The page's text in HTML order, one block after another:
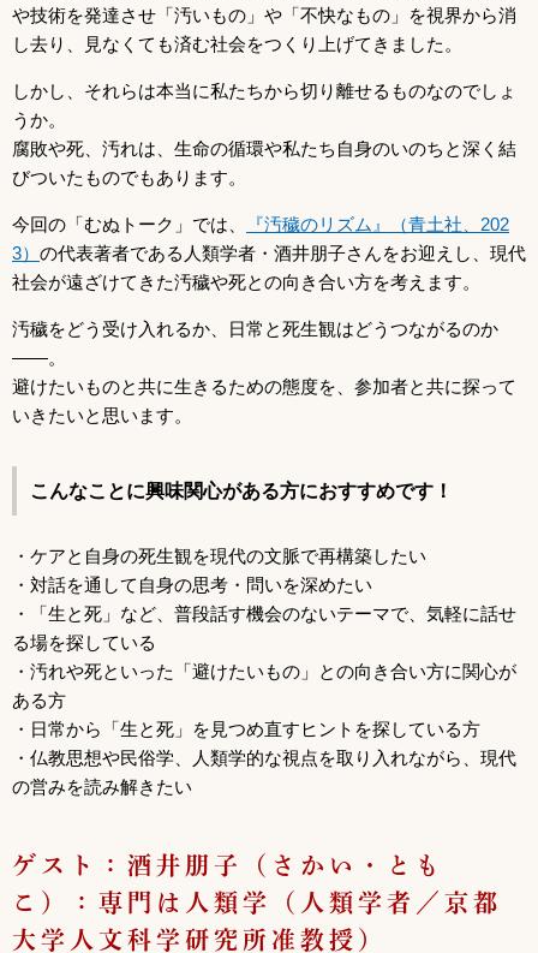
や技術を発達させ「汚いもの」や「不快なもの」を視界から消
し去り、見なくても済む社会をつくり上げてきました。
しかし、それらは本当に私たちから切り離せるものなのでしょ
うか。
腐敗や死、汚れは、生命の循環や私たち自身のいのちと深く結
びついたものでもあります。
今回の「むぬトーク」では、
『汚穢のリズム』（青土社、202
3） の代表著者である人類学者・酒井朋子さんをお迎えし、現代
社会が遠ざけてきた汚穢や死との向き合い方を考えます。
汚穢をどう受け入れるか、日常と死生観はどうつながるのか
――。
避けたいものと共に生きるための態度を、参加者と共に探って
いきたいと思います。
こんなことに興味関心がある方におすすめです！
・ケアと自身の死生観を現代の文脈で再構築したい
・対話を通して自身の思考・問いを深めたい
・「生と死」など、普段話す機会のないテーマで、気軽に話せ
る場を探している
・汚れや死といった「避けたいもの」との向き合い方に関心が
ある方
・日常から「生と死」を見つめ直すヒントを探している方
・仏教思想や民俗学、人類学的な視点を取り入れながら、現代
の営みを読み解きたい
ゲスト：酒井朋子（さかい・とも
こ）：専門は人類学（人類学者／京都
大学人文科学研究所准教授）